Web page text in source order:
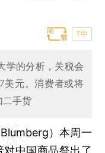
T中
学的分析，关税会
美元。消费者或将
二手货
Blumberg）本周一
对中国商品祭出了